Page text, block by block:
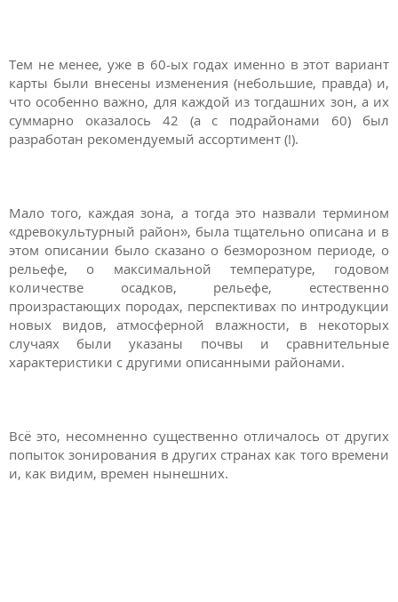
Тем не менее, уже в 60-ых годах именно в этот вариант
карты были внесены изменения (небольшие, правда) и,
что особенно важно, для каждой из тогдашних зон, а их
суммарно оказалось 42 (а с подрайонами 60) был
разработан рекомендуемый ассортимент (!).
Мало того, каждая зона, а тогда это назвали термином
«древокультурный район», была тщательно описана и в
этом описании было сказано о безморозном периоде, о
рельефе, о максимальной температуре, годовом
количестве осадков, рельефе, естественно
произрастающих породах, перспективах по интродукции
новых видов, атмосферной влажности, в некоторых
случаях были указаны почвы и сравнительные
характеристики с другими описанными районами.
Всё это, несомненно существенно отличалось от других
попыток зонирования в других странах как того времени
и, как видим, времен нынешних.